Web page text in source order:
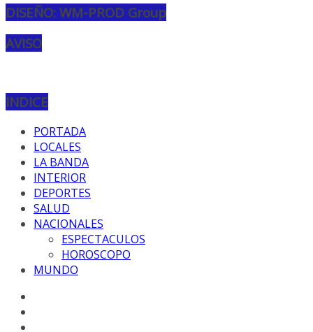
DISEÑO: WM-PROD Group
AVISO
INDICE
PORTADA
LOCALES
LA BANDA
INTERIOR
DEPORTES
SALUD
NACIONALES
ESPECTACULOS
HOROSCOPO
MUNDO